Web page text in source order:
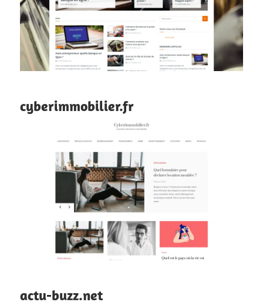
cyberimmobilier.fr
actu-buzz.net